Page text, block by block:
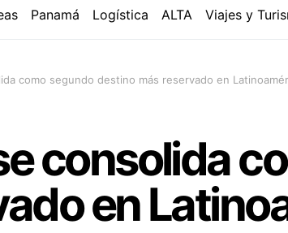
Panamá Logística ALTA Viajes y
como segundo destino más reservado en
consolida
en